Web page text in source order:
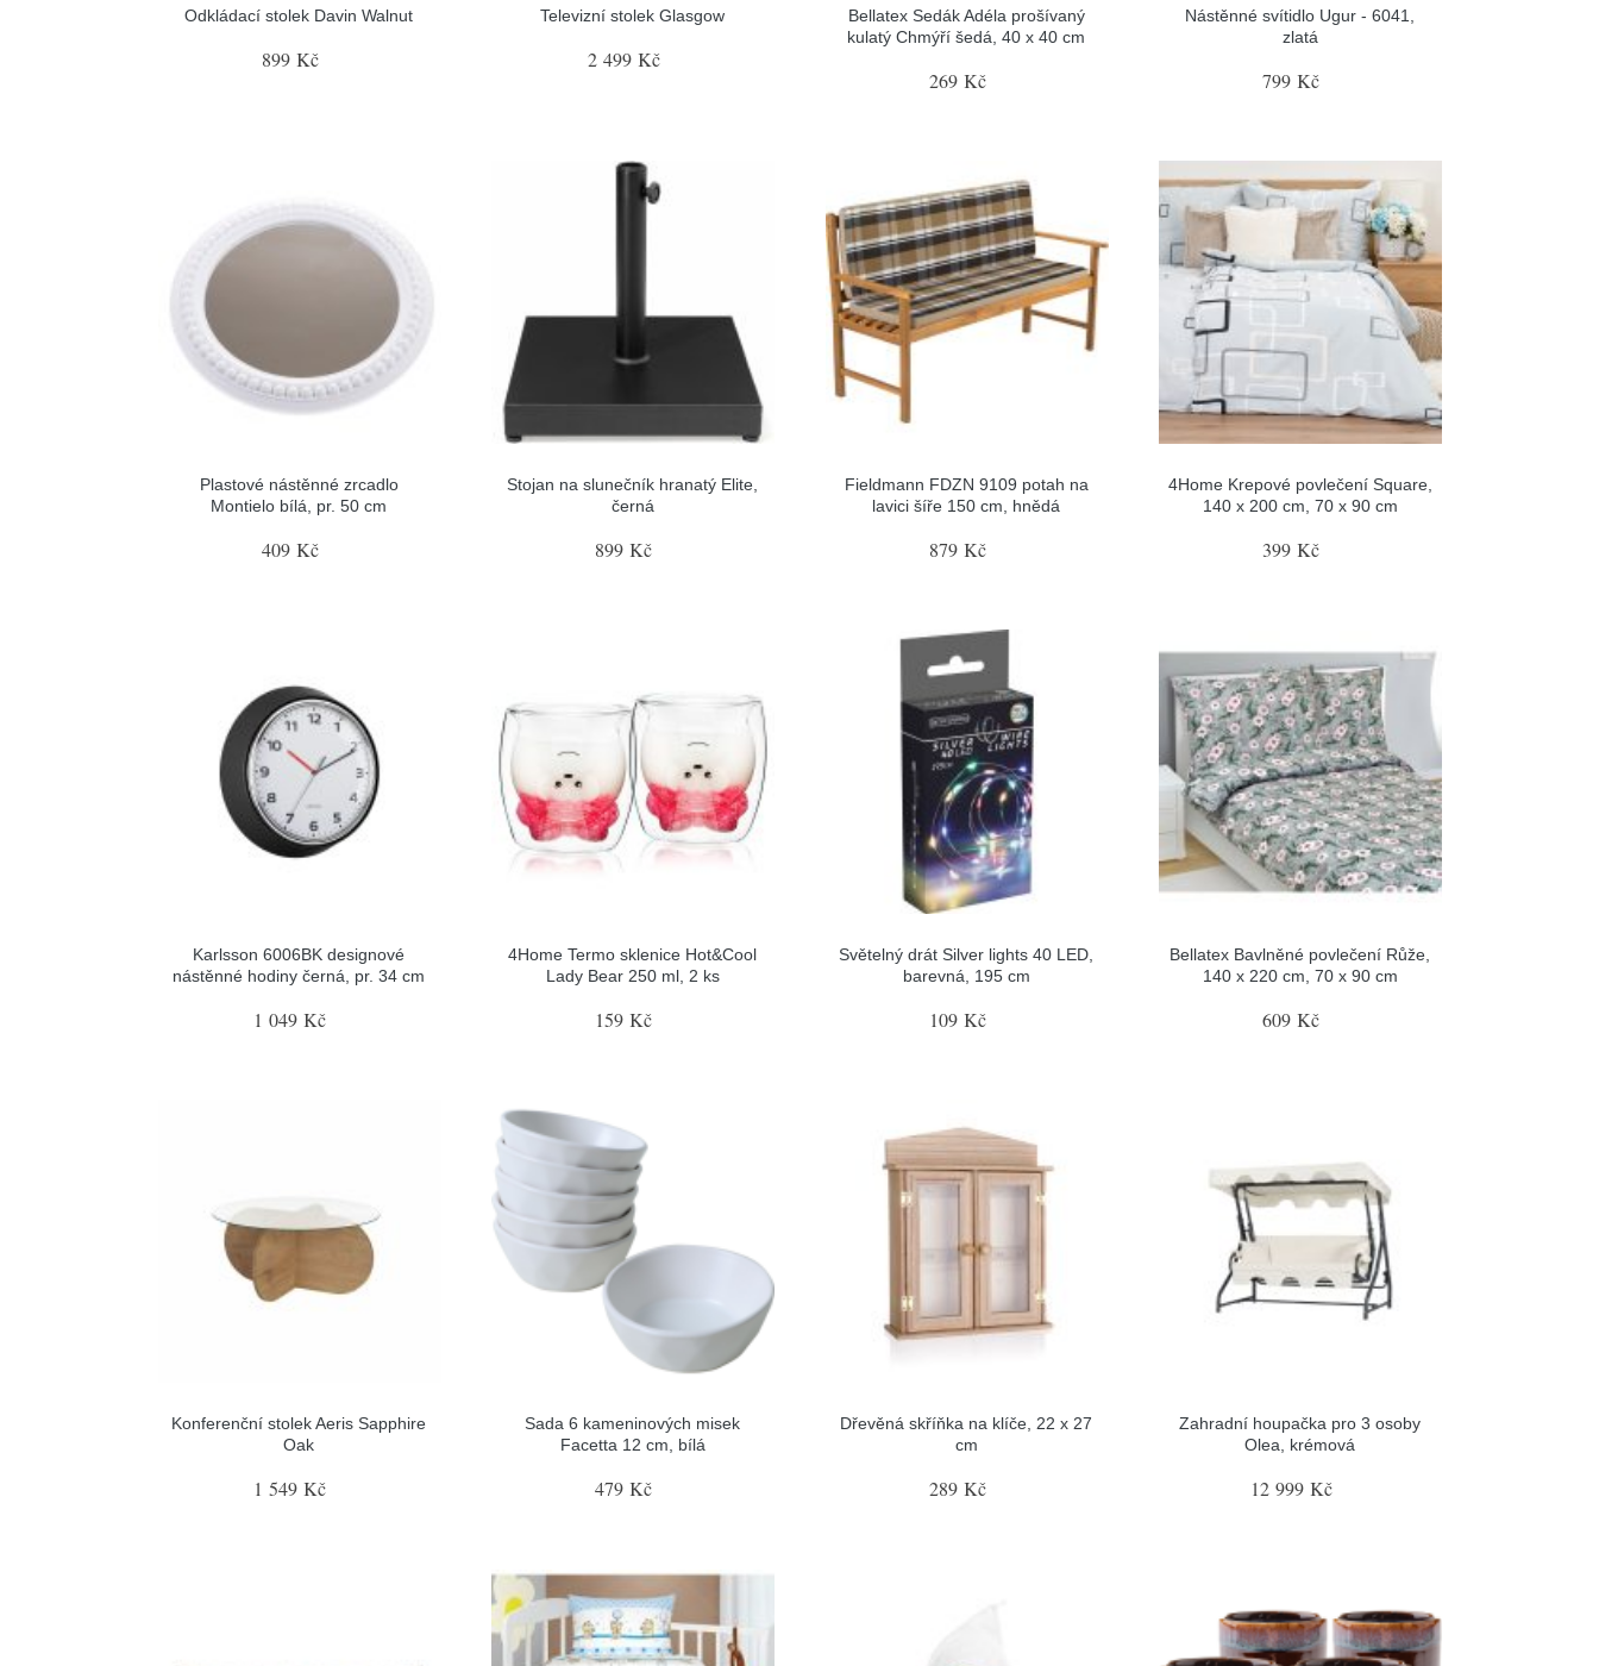
Odkládací stolek Davin Walnut
899 Kč
Televizní stolek Glasgow
2 499 Kč
Bellatex Sedák Adéla prošívaný
kulatý Chmýří šedá, 40 x 40 cm
269 Kč
Nástěnné svítidlo Ugur - 6041,
zlatá
799 Kč
Plastové nástěnné zrcadlo
Montielo bílá, pr. 50 cm
409 Kč
Stojan na slunečník hranatý Elite,
černá
899 Kč
Fieldmann FDZN 9109 potah na
lavici šíře 150 cm, hnědá
879 Kč
4Home Krepové povlečení Square,
140 x 200 cm, 70 x 90 cm
399 Kč
Karlsson 6006BK designové
nástěnné hodiny černá, pr. 34 cm
1 049 Kč
4Home Termo sklenice Hot&Cool
Lady Bear 250 ml, 2 ks
159 Kč
Světelný drát Silver lights 40 LED,
barevná, 195 cm
109 Kč
Bellatex Bavlněné povlečení Růže,
140 x 220 cm, 70 x 90 cm
609 Kč
Konferenční stolek Aeris Sapphire
Oak
1 549 Kč
Sada 6 kameninových misek
Facetta 12 cm, bílá
479 Kč
Dřevěná skříňka na klíče, 22 x 27
cm
289 Kč
Zahradní houpačka pro 3 osoby
Olea, krémová
12 999 Kč